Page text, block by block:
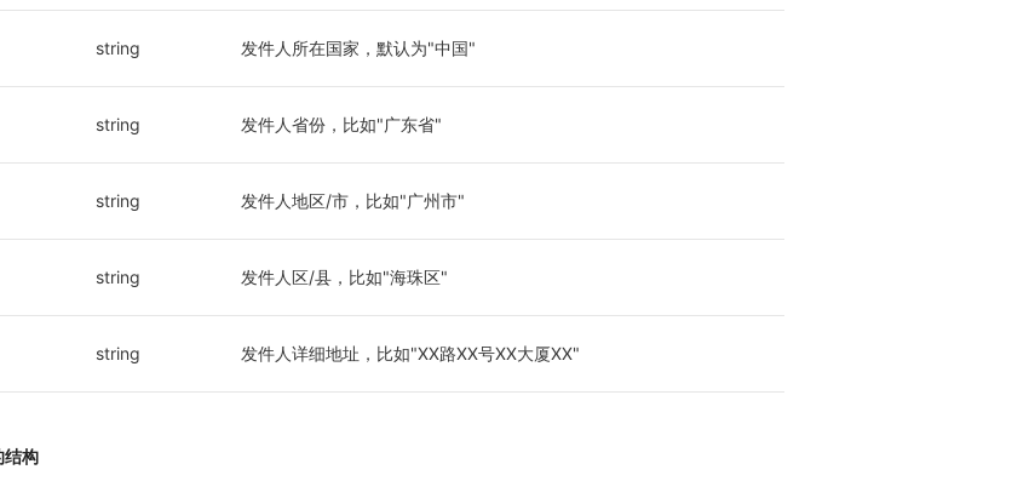
string 发件人所在国家，默认为"中国"
string 发件人省份，比如"广东省"
string 发件人地区/市，比如"广州市"
string 发件人区/县，比如"海珠区"
string 发件人详细地址，比如"XX路XX号XX大厦XX"
结构